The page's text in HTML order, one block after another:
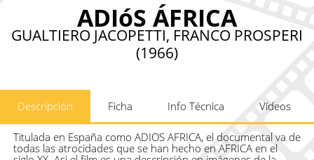
ADIóS ÁFRICA
GUALTIERO JACOPETTI, FRANCO PROSPERI
(1966)
Descripción Ficha Info Técnica Vídeos
Titulada en España como ADIOS AFRICA, el documental va de
todas las atrocidades que se han hecho en AFRICA en el